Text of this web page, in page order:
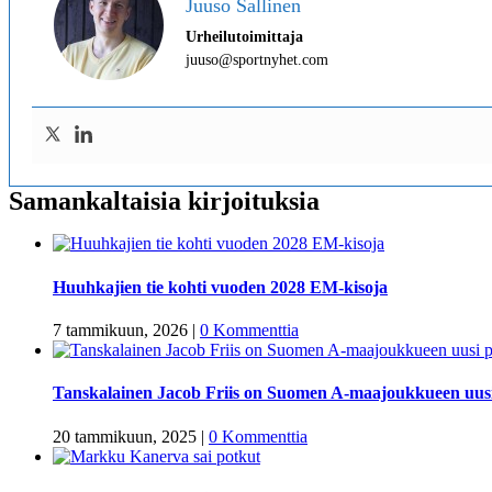
Juuso Sallinen
Urheilutoimittaja
juuso@sportnyhet.com
Samankaltaisia kirjoituksia
Huuhkajien tie kohti vuoden 2028 EM-kisoja
7 tammikuun, 2026 | 0 Kommenttia
Tanskalainen Jacob Friis on Suomen A-maajoukkueen
20 tammikuun, 2025 | 0 Kommenttia